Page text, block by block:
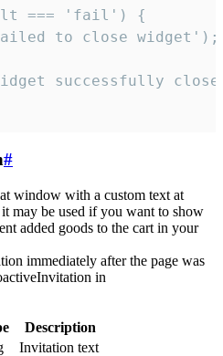
=== 'fail') {
to close widget');
successfully
#
window with a custom text at
may be used if you want to show
added goods to the cart in your
immediately after the page was
in
Description
Invitation text